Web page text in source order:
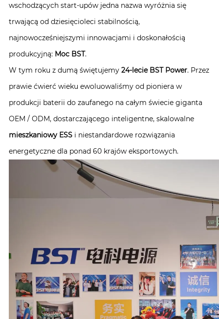
wschodzących start-upów jedna nazwa wyróżnia się
trwającą od dziesięcioleci stabilnością,
najnowocześniejszymi innowacjami i doskonałością
produkcyjną: Moc BST.
W tym roku z dumą świętujemy24-lecie BST Power. Przez
prawie ćwierć wieku ewoluowaliśmy od pioniera w
produkcji baterii do zaufanego na całym świecie giganta
OEM / ODM, dostarczającego inteligentne, skalowalne
mieszkaniowy ESS i niestandardowe rozwiązania
energetyczne dla ponad 60 krajów eksportowych.